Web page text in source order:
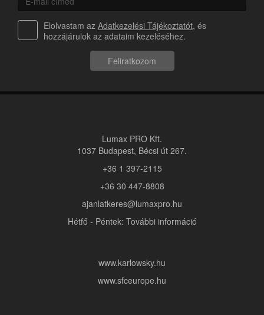
Elolvastam az Adatkezelési Tájékoztatót, és
hozzájárulok az adataim kezeléséhez.
Feliratkozom
Lumax PRO Kft.
1037 Budapest, Bécsi út 267.
+36 1 397-2115
+36 30 447-8808
ajanlatkeres@lumaxpro.hu
Hétfő - Péntek: További információ
www.karlowsky.hu
www.sfceurope.hu